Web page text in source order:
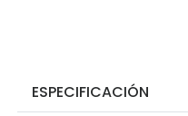
ESPECIFICACIÓN